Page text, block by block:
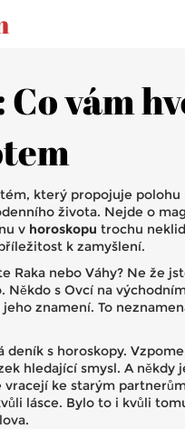
vám
který propojuje polohu
života. Nejde o
v horoskopu trochu
k zamyšlení.
Raka nebo Váhy? Ne že
s Ovcí na
znamení. To
s horoskopy.
hledající smysl. A
ke starým
lásce. Bylo to i kvůli